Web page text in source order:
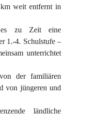
weit entfernt in
zu Zeit eine
1.-4. Schulstufe –
unterrichtet
der familiären
von jüngeren und
ländliche